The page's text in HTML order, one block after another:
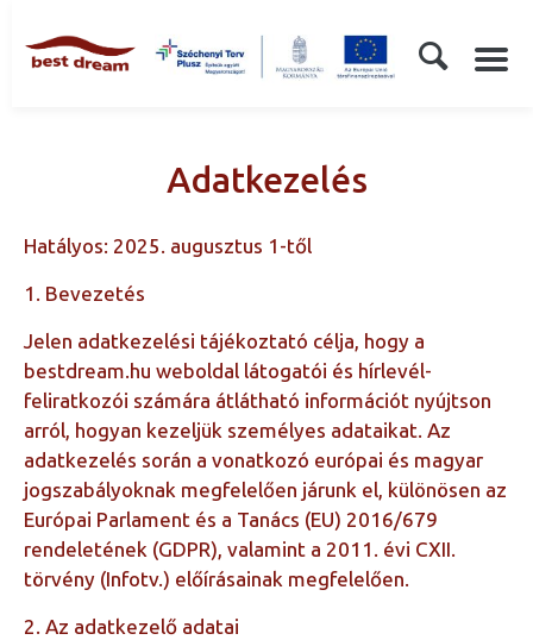
Adatkezelés
Hatályos: 2025. augusztus 1-től
1. Bevezetés
Jelen adatkezelési tájékoztató célja, hogy a
bestdream.hu weboldal látogatói és hírlevél-
feliratkozói számára átlátható információt nyújtson
arról, hogyan kezeljük személyes adataikat. Az
adatkezelés során a vonatkozó európai és magyar
jogszabályoknak megfelelően járunk el, különösen az
Európai Parlament és a Tanács (EU) 2016/679
rendeletének (GDPR), valamint a 2011. évi CXII.
törvény (Infotv.) előírásainak megfelelően.
2. Az adatkezelő adatai